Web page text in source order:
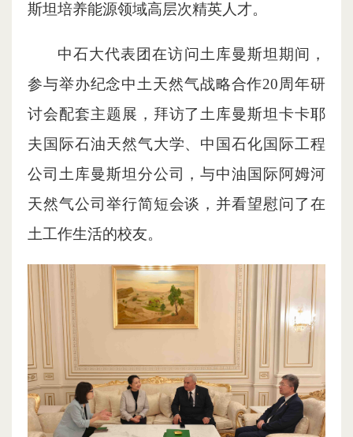
斯坦培养能源领域高层次精英人才。
中石大代表团在访问土库曼斯坦期间，
参与举办纪念中土天然气战略合作20周年研
讨会配套主题展，拜访了土库曼斯坦卡卡耶
夫国际石油天然气大学、中国石化国际工程
公司土库曼斯坦分公司，与中油国际阿姆河
天然气公司举行简短会谈，并看望慰问了在
土工作生活的校友。